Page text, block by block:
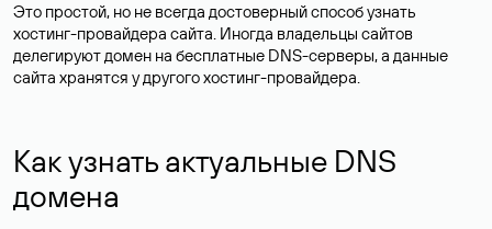
Это простой, но не всегда достоверный способ узнать
хостинг-провайдера сайта. Иногда владельцы сайтов
делегируют домен на бесплатные DNS-серверы, а данные
сайта хранятся у другого хостинг-провайдера.
Как узнать актуальные DNS
домена